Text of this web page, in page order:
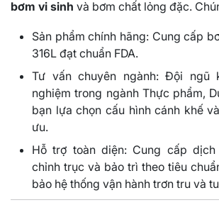
bơm vi sinh và bơm chất lỏng đặc.
Sản phẩm chính hãng: Cung cấp
316L đạt chuẩn FDA.
Tư vấn chuyên ngành: Đội ngũ
nghiệm trong ngành Thực phẩm,
bạn lựa chọn cấu hình cánh khế
ưu.
Hỗ trợ toàn diện: Cung cấp
chỉnh trục và bảo trì theo tiêu
bảo hệ thống vận hành trơn tru và